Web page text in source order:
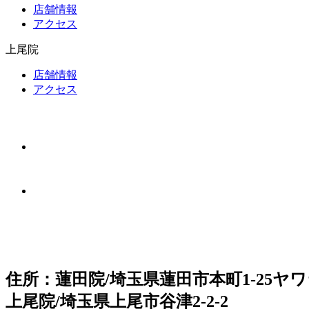
店舗情報
アクセス
上尾院
店舗情報
アクセス
住所：蓮田院/埼玉県蓮田市本町1-25ヤ
上尾院/埼玉県上尾市谷津2-2-2